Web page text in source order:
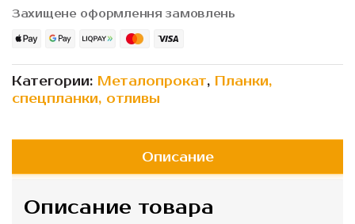
Захищене оформлення замовлень
Категории: Металопрокат, Планки,
спецпланки, отливы
Описание
Описание товара